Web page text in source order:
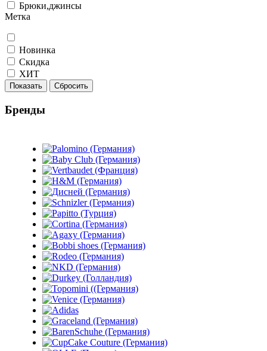
Брюки,джинсы
Метка
Новинка
Скидка
ХИТ
Показать Сбросить
Бренды